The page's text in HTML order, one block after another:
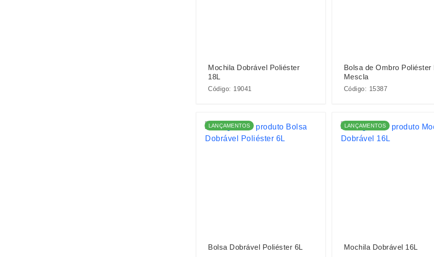
Mochila Dobrável Poliéster
18L
Código: 19041
Bolsa de Ombro Poliéster
Mescla
Código: 15387
LANÇAMENTOS
Bolsa Dobrável Poliéster 6L
LANÇAMENTOS
Mochila Dobrável 16L